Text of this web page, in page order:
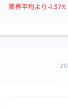
業界平均より-1.37%